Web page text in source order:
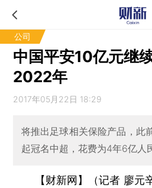
公司
中国平安10亿元继
2022年
2017年05月22日 18:29
将推出足球相关保险产品，此
起冠名中超，花费为4年6亿人
【财新网】（记者 廖元